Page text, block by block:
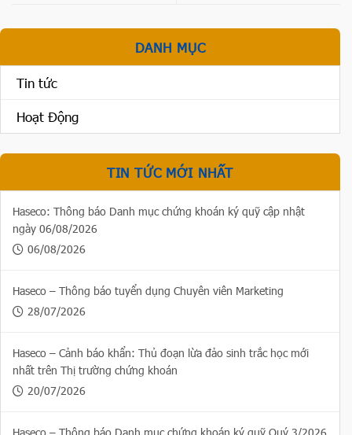
DANH MỤC
Tin tức
Hoạt Động
TIN TỨC MỚI NHẤT
Haseco: Thông báo Danh mục chứng khoán ký quỹ cập nhật
ngày 06/08/2026
06/08/2026
Haseco – Thông báo tuyển dụng Chuyên viên Marketing
28/07/2026
Haseco – Cảnh báo khẩn: Thủ đoạn lừa đảo sinh trắc học mới
nhất trên Thị trường chứng khoán
20/07/2026